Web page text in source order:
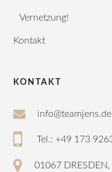
Vernetzung!
Kontakt
KONTAKT
info@teamjens.de
Tel.: +49 173
01067